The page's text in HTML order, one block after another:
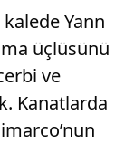
Yann
üçlüsünü
ve
Kanatlarda